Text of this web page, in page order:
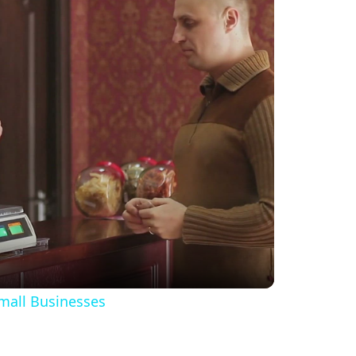
Businesses